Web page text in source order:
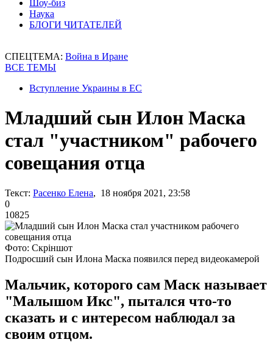
Шоу-биз
Наука
БЛОГИ ЧИТАТЕЛЕЙ
СПЕЦТЕМА: Война в Иране
ВСЕ ТЕМЫ
Вступление Украины в ЕС
Младший сын Илон Маска
стал "участником" рабочего
совещания отца
Текст: Расенко Елена, 18 ноября 2021, 23:58
0
10825
Фото: Скріншот
Подросший сын Илона Маска появился перед видеокамерой
Мальчик, которого сам Маск называет
"Малышом Икс", пытался что-то
сказать и с интересом наблюдал за
своим отцом.